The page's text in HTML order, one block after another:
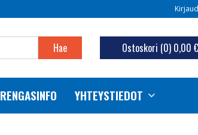
Hae Ostoskori (0) 0,00 €
RENGASINFO YHTEYSTIEDOT